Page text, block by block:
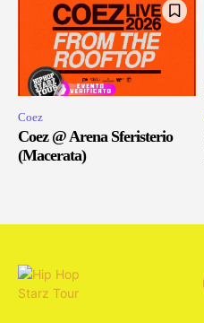
Coez
Coez @ Arena Sferisterio
(Macerata)